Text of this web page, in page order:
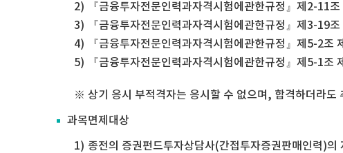
『금융투자전문인력과자격시험에관한규정』제2-11
『금융투자전문인력과자격시험에관한규정』제3-19
『금융투자전문인력과자격시험에관한규정』제5-2
『금융투자전문인력과자격시험에관한규정』제5-1
상기 응시 부적격자는 응시할 수 없으며, 합격하더라
과목면제대상
종전의 증권펀드투자상담사(간접투자증권판매인력)